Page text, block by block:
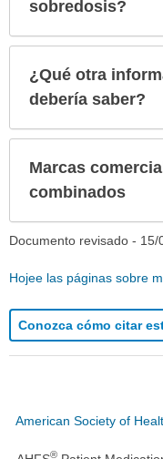
sobredosis?
¿Qué otra
debería saber?
Marcas
combinados
Documento revisado - 15/
Hojee las páginas sobre
Conozca cómo citar
American Society of
®